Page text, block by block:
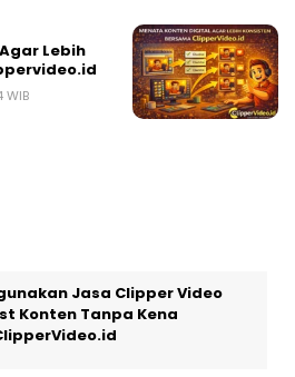
Lebih
WIB
Jasa Clipper Video
Konten Tanpa Kena